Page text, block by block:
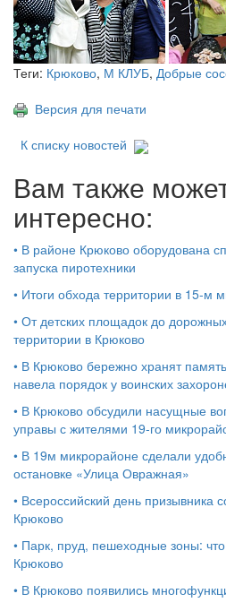
Теги: Крюково, М КЛУБ, Добрые
Версия для печати
К списку новостей
Вам также
интересно:
• В районе Крюково оборудована
запуска пиротехники
• Итоги обхода территории в 15‑м
• От детских площадок до
территории в Крюково
• В Крюково бережно хранят
навела порядок у воинских
• В Крюково обсудили насущные
управы с жителями 19‑го
• В 19м микрорайоне сделали
остановке «Улица Овражная»
• Всероссийский день призывника
Крюково
• Парк, пруд, пешеходные зоны:
Крюково
• В Крюково появились